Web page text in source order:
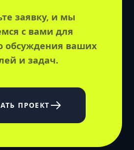
заявку, и мы
с вами для
обсуждения ваших
и задач.
ПРОЕКТ